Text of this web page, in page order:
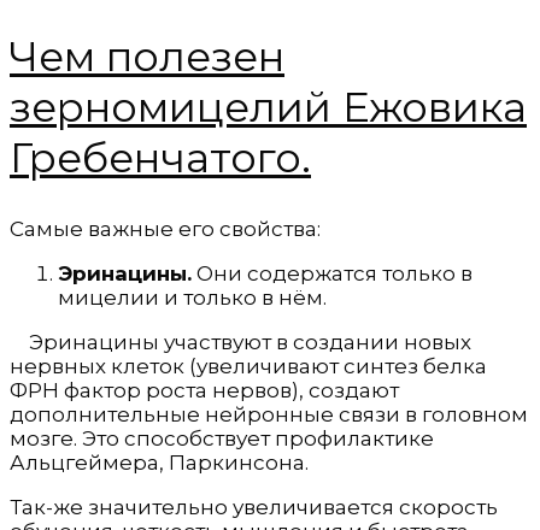
Чем полезен
зерномицелий Ежовика
Гребенчатого.
Самые важные его свойства:
Эринацины. Они содержатся только в
мицелии и только в нём.
Эринацины участвуют в создании новых
нервных клеток (увеличивают синтез белка
ФРН фактор роста нервов), создают
дополнительные нейронные связи в головном
мозге. Это способствует профилактике
Альцгеймера, Паркинсона.
Так-же значительно увеличивается скорость